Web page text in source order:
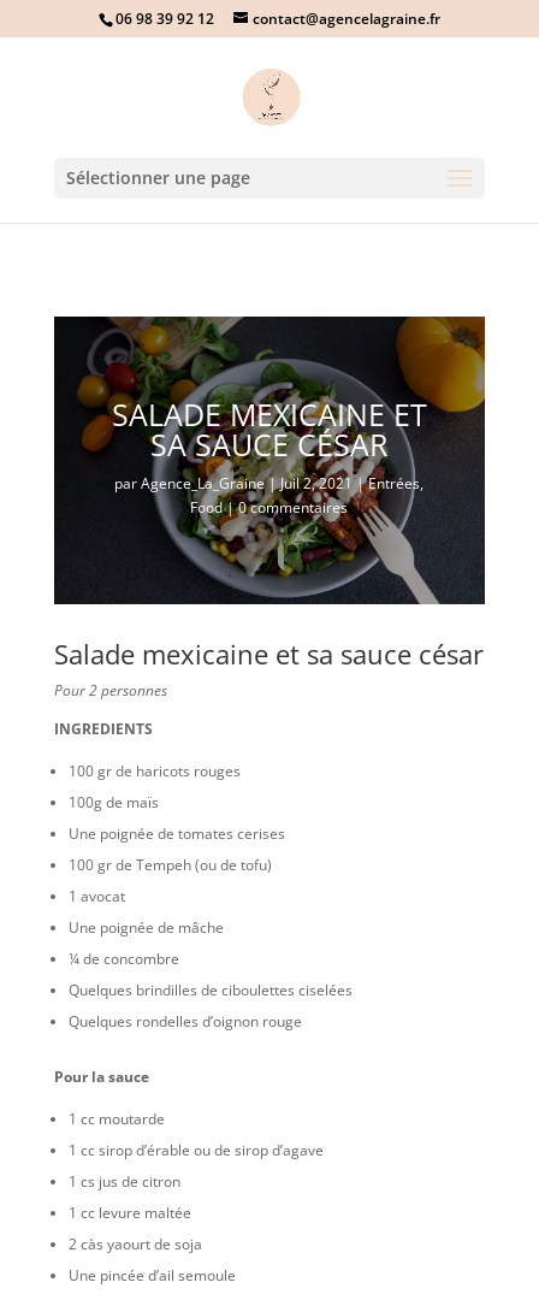
06 98 39 92 12 contact@agencelagraine.fr
Sélectionner une page
SALADE MEXICAINE ET
SA SAUCE CÉSAR
parAgence_La_Graine|Juil 2, 2021|Entrées,
Food|0 commentaires
Salade mexicaine et sa sauce césar
Pour 2 personnes
INGREDIENTS
100 gr de haricots rouges
100g de maïs
Une poignée de tomates cerises
100 gr de Tempeh (ou de tofu)
1 avocat
Une poignée de mâche
¼ de concombre
Quelques brindilles de ciboulettes ciselées
Quelques rondelles d’oignon rouge
Pour la sauce
1 cc moutarde
1 cc sirop d’érable ou de sirop d’agave
1 cs jus de citron
1 cc levure maltée
2 càs yaourt de soja
Une pincée d’ail semoule